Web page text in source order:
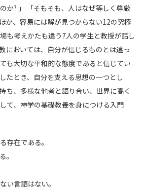
か? 」 「そもそも、人はなぜ等しく尊厳
か、容易には解が見つからない12の究極
も考えかたも違う7人の学生と教授が話し
においては、自分が信じるものとは違っ
も大切な平和的な態度であると信じてい
たとき、自分を支える思想の一つとし
ち、多様な他者と語り合い、世界に高く
て、神学の基礎教養を身につける入門
存在である。
。
い言語はない。